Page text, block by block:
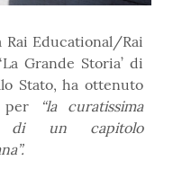
Educational/Rai
Grande Storia’ di
Stato, ha ottenuto
per
“la curatissima
di un capitolo